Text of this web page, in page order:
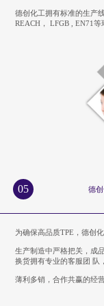
德创化工拥有标准的生产
REACH， LFGB , EN71
05 德
为确保高品质TPE，德创
生产制造中严格把关，成
换货拥有专业的客服团 队
薄利多销，合作共赢的经